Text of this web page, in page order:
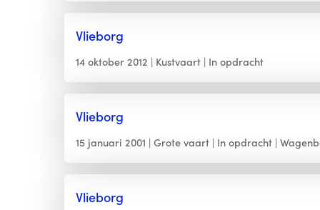
Vlieborg
14 oktober 2012 Kustvaart In opdracht
Vlieborg
15 januari 2001 Grote vaart In opdracht
Vlieborg